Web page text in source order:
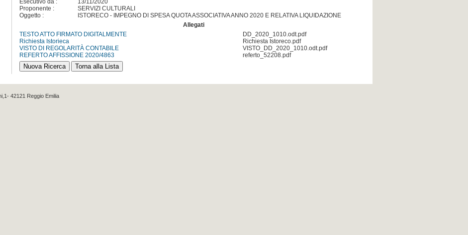
Esecutivo da :
13/11/2020
Proponente :
SERVIZI CULTURALI
Oggetto :
ISTORECO - IMPEGNO DI SPESA QUOTA ASSOCIATIVA ANNO 2020 E RELATIVA LIQUIDAZIONE
Allegati
TESTO ATTO FIRMATO DIGITALMENTE
DD_2020_1010.odt.pdf
Richiesta Istorieca
Richiesta Istoreco.pdf
VISTO DI REGOLARITÀ CONTABILE
VISTO_DD_2020_1010.odt.pdf
REFERTO AFFISSIONE 2020/4863
referto_52208.pdf
42121 Reggio Emilia